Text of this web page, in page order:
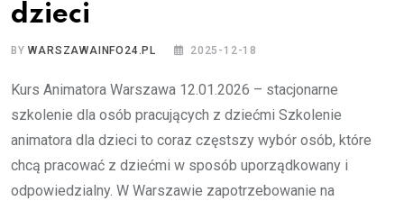
dzieci
BYWARSZAWAINFO24.PL 2025-12-18
Kurs Animatora Warszawa 12.01.2026 – stacjonarne
szkolenie dla osób pracujących z dziećmi Szkolenie
animatora dla dzieci to coraz częstszy wybór osób, które
chcą pracować z dziećmi w sposób uporządkowany i
odpowiedzialny. W Warszawie zapotrzebowanie na